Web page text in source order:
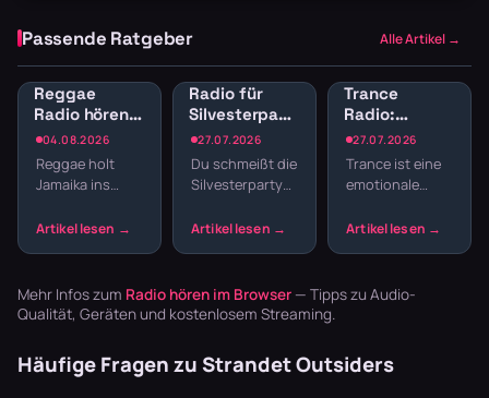
Passende Ratgeber Alle Artikel →
04.08.2026
Reggae
Radio hören:
Jamaican
Vibes und
Dancehall
Reggae holt
Jamaika ins
Der entspannte
die Texte
schaffen U…
27.07.2026
Radio für
Silvesterparty:
Die besten
Sender für
den
Jahreswechsel
Du schmeißt die
Silvesterparty
den ganzen
basteln? Radio
läuft dur…
27.07.2026
Trance
Radio:
Melodischer
elektronischer
Sound für
Trance ist eine
emotionale
Build-ups,
dich mitreißen.
Mehr Infos zum Radio hören im Browser — Tipps zu Audio-
Qualität, Geräten und kostenlosem Streaming.
Häufige Fragen zu Strandet Outsiders